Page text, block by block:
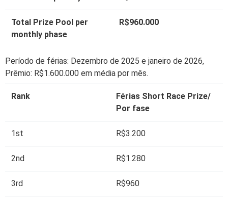
Total Prize Pool per
monthly phase
R$960.000
Período de férias: Dezembro de 2025 e janeiro de 2026,
Prêmio: R$1.600.000 em média por mês.
Rank
Férias Short Race Prize/
Por fase
1st R$3.200
2nd R$1.280
3rd R$960